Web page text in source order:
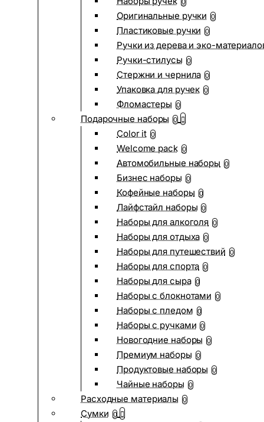
0
Оригинальные ручки 0
Пластиковые ручки 0
Ручки из дерева и эко-
Ручки-стилусы 0
Стержни и чернила 0
Упаковка для ручек 0
Фломастеры 0
Подарочные наборы 0
Color it 0
Welcome pack 0
Автомобильные наборы 0
Бизнес наборы 0
Кофейные наборы 0
Лайфстайл наборы 0
Наборы для алкоголя 0
Наборы для отдыха 0
Наборы для путешествий 0
Наборы для спорта 0
Наборы для сыра 0
Наборы с блокнотами 0
Наборы с пледом 0
Наборы с ручками 0
Новогодние наборы 0
Премиум наборы 0
Продуктовые наборы 0
Чайные наборы 0
Расходные материалы 0
Сумки 0